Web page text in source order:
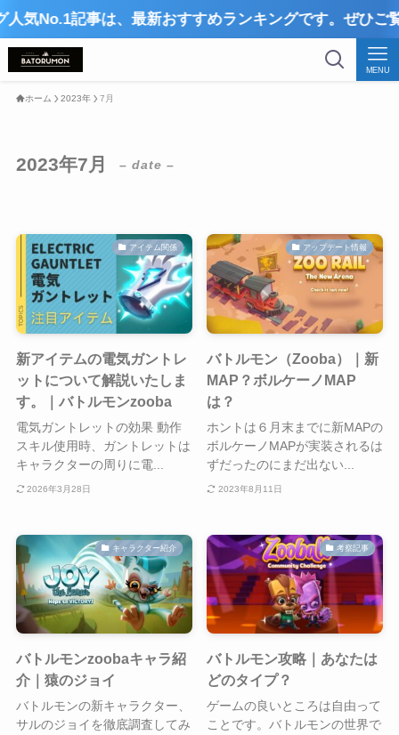
記事は、最新おすすめランキングです。ぜひご覧くださ
MENU
ホーム 2023年 7月
2023年7月 – date –
アイテム関係
新アイテムの電気ガントレ
ットについて解説いたしま
す。｜バトルモンzooba
電気ガントレットの効果 動作
スキル使用時、ガントレットは
キャラクターの周りに電...
2026年3月28日
アップデート情報
バトルモン（Zooba）｜新
MAP？ボルケーノMAP
は？
ホントは６月末までに新MAPの
ボルケーノMAPが実装されるは
ずだったのにまだ出ない...
2023年8月11日
キャラクター紹介
バトルモンzoobaキャラ紹
介｜猿のジョイ
バトルモンの新キャラクター、
サルのジョイを徹底調査してみ
考察記事
バトルモン攻略｜あなたは
どのタイプ？
ゲームの良いところは自由って
ことです。バトルモンの世界で